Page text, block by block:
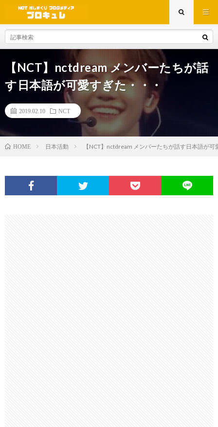
【NCT】nctdream メンバーたちが話
す日本語が可愛すぎた・・・
2019.02.10 NCT
HOME 日本活動 【NCT】nctdream メンバーたちが話す日本語が可